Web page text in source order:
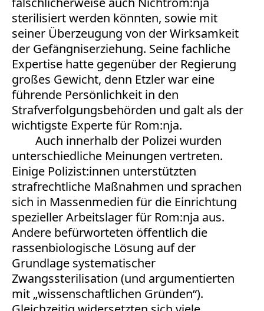
sterilisiert werden könnten, sowie mit
seiner Überzeugung von der Wirksamkeit
der Gefängniserziehung. Seine fachliche
Expertise hatte gegenüber der Regierung
großes Gewicht, denn Etzler war eine
führende Persönlichkeit in den
Strafverfolgungsbehörden und galt als der
wichtigste Experte für Rom:nja.
Auch innerhalb der Polizei wurden
unterschiedliche Meinungen vertreten.
Einige Polizist:innen unterstützten
strafrechtliche Maßnahmen und sprachen
sich in Massenmedien für die Einrichtung
spezieller Arbeitslager für Rom:nja aus.
Andere befürworteten öffentlich die
rassenbiologische Lösung auf der
Grundlage systematischer
Zwangssterilisation (und argumentierten
mit „wissenschaftlichen Gründen“).